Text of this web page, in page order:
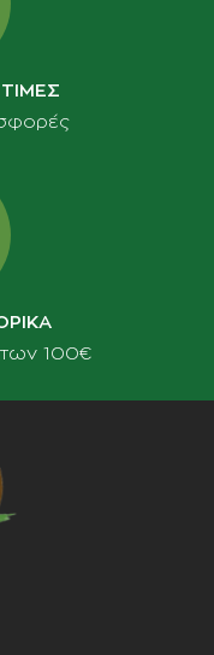
των 100€